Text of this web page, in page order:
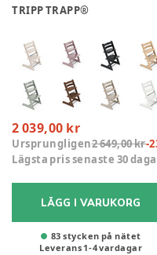
TRIPP TRAPP®
2 039,00 kr
Ursprungligen2 649,00 kr-
Lägsta pris senaste 30
LÄGG I VARUKORG
83 stycken på nätet
Leverans 1-4vardagar